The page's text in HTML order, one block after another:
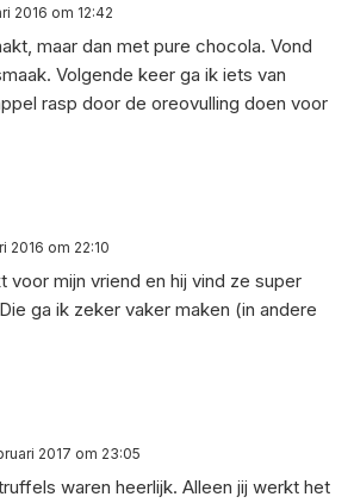
2016 om 12:42
maar dan met pure chocola. Vond
Volgende keer ga ik iets van
rasp door de oreovulling doen voor
2016 om 22:10
voor mijn vriend en hij vind ze super
ga ik zeker vaker maken (in andere
2017 om 23:05
waren heerlijk. Alleen jij werkt het